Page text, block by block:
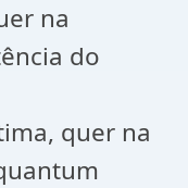
na
do
quer na